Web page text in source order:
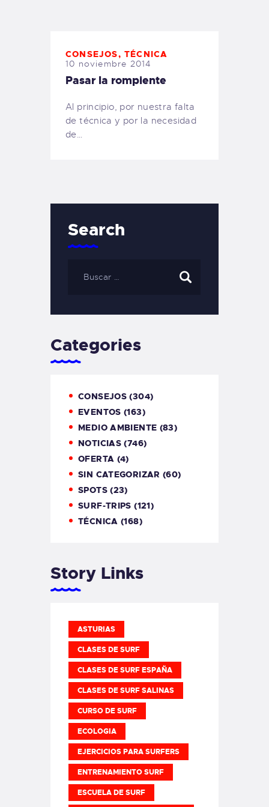
CONSEJOS,TÉCNICA
10 noviembre 2014
Pasar la rompiente
Al principio, por nuestra falta
de técnica y por la necesidad
de…
Search
Categories
CONSEJOS (304)
EVENTOS (163)
MEDIO AMBIENTE (83)
NOTICIAS (746)
OFERTA (4)
SIN CATEGORIZAR (60)
SPOTS(23)
SURF-TRIPS (121)
TÉCNICA (168)
Story Links
ASTURIAS
CLASES DE SURF
CLASES DE SURF ESPAÑA
CLASES DE SURF SALINAS
CURSO DE SURF
ECOLOGIA
EJERCICIOS PARA SURFERS
ENTRENAMIENTO SURF
ESCUELA DE SURF